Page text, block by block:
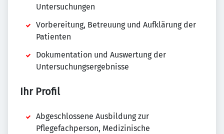
Untersuchungen
Vorbereitung, Betreuung und Aufklärung der
Patienten
Dokumentation und Auswertung der
Untersuchungsergebnisse
Ihr Profil
Abgeschlossene Ausbildung zur
Pflegefachperson, Medizinische